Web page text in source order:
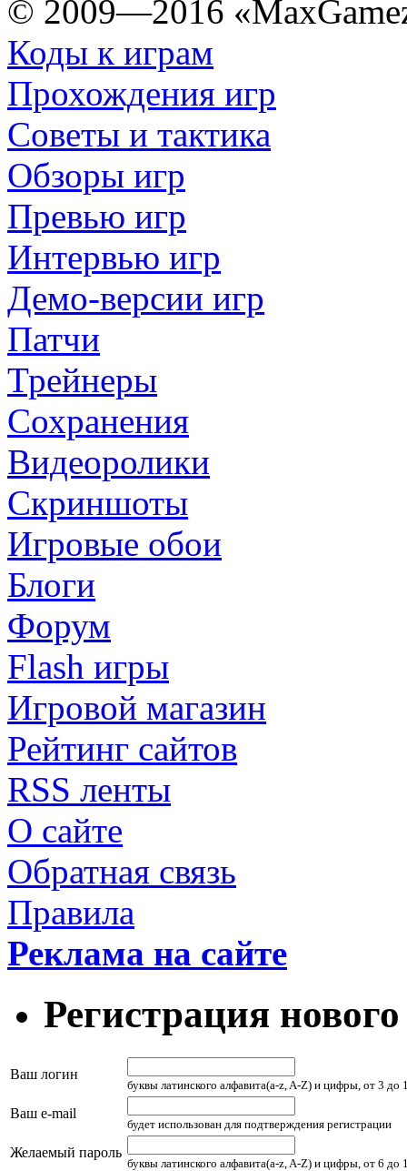
© 2009—2016
Коды к играм
Прохождения игр
Советы и тактика
Обзоры игр
Превью игр
Интервью игр
Демо-версии игр
Патчи
Трейнеры
Сохранения
Видеоролики
Скриншоты
Игровые обои
Блоги
Форум
Flash игры
Игровой магазин
Рейтинг сайтов
RSS ленты
О сайте
Обратная связь
Правила
Реклама на сайте
Регистрация
Ваш логин
буквы латинского алфавита(a-z, A-Z) и цифры, от 3 до
Ваш e-mail
будет использован для подтверждения регистрации
Желаемый пароль
буквы латинского алфавита(a-z, A-Z) и цифры, от 6 до